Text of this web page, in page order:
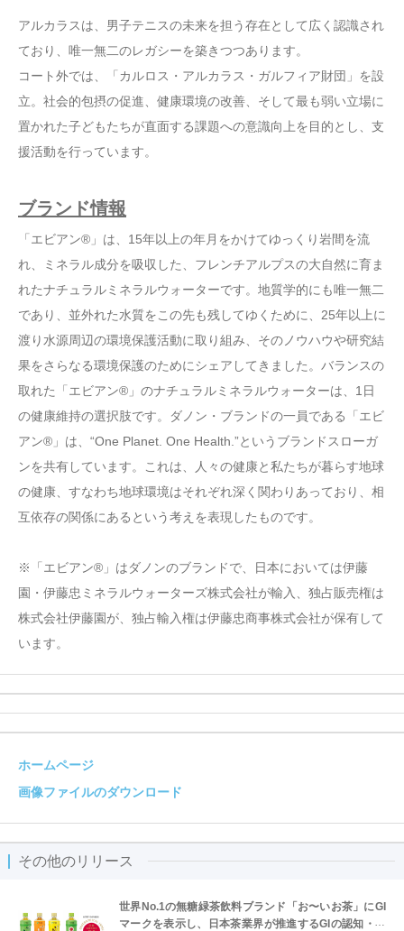
アルカラスは、男子テニスの未来を担う存在として広く認識され
ており、唯一無二のレガシーを築きつつあります。
コート外では、「カルロス・アルカラス・ガルフィア財団」を設
立。社会的包摂の促進、健康環境の改善、そして最も弱い立場に
置かれた子どもたちが直面する課題への意識向上を目的とし、支
援活動を行っています。
ブランド情報
「エビアン®」は、15年以上の年月をかけてゆっくり岩間を流
れ、ミネラル成分を吸収した、フレンチアルプスの大自然に育ま
れたナチュラルミネラルウォーターです。地質学的にも唯一無二
であり、並外れた水質をこの先も残してゆくために、25年以上に
渡り水源周辺の環境保護活動に取り組み、そのノウハウや研究結
果をさらなる環境保護のためにシェアしてきました。バランスの
取れた「エビアン®」のナチュラルミネラルウォーターは、1日
の健康維持の選択肢です。ダノン・ブランドの一員である「エビ
アン®」は、“One Planet. One Health.”というブランドスローガ
ンを共有しています。これは、人々の健康と私たちが暮らす地球
の健康、すなわち地球環境はそれぞれ深く関わりあっており、相
互依存の関係にあるという考えを表現したものです。
※「エビアン®」はダノンのブランドで、日本においては伊藤
園・伊藤忠ミネラルウォーターズ株式会社が輸入、独占販売権は
株式会社伊藤園が、独占輸入権は伊藤忠商事株式会社が保有して
います。
ホームページ
画像ファイルのダウンロード
その他のリリース
世界No.1の無糖緑茶飲料ブランド「お〜いお茶」にGI
マークを表示し、日本茶業界が推進するGIの認知・理